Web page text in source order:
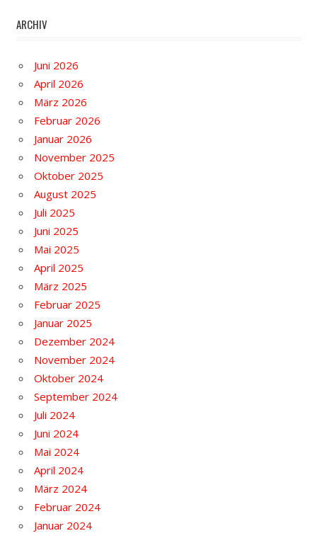
ARCHIV
Juni 2026
April 2026
März 2026
Februar 2026
Januar 2026
November 2025
Oktober 2025
August 2025
Juli 2025
Juni 2025
Mai 2025
April 2025
März 2025
Februar 2025
Januar 2025
Dezember 2024
November 2024
Oktober 2024
September 2024
Juli 2024
Juni 2024
Mai 2024
April 2024
März 2024
Februar 2024
Januar 2024